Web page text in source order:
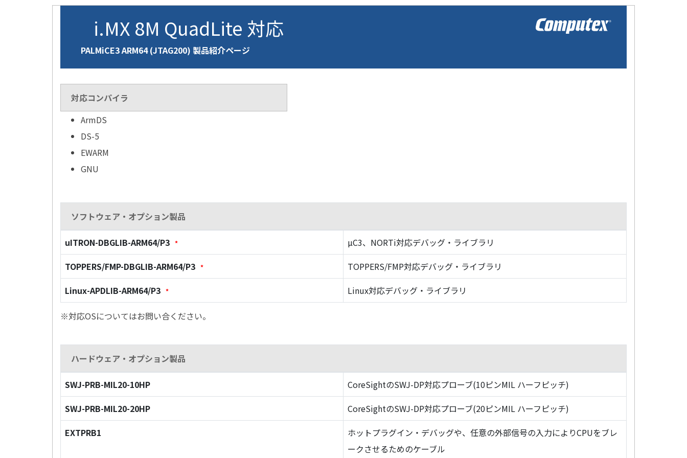
i.MX 8M QuadLite 対応
PALMiCE3 ARM64 (JTAG200) 製品紹介ページ
対応コンパイラ
ArmDS
DS-5
EWARM
GNU
ソフトウェア・オプション製品
uITRON-DBGLIB-ARM64/P3 *
µC3、NORTi対応デバッグ・ライブラリ
TOPPERS/FMP-DBGLIB-ARM64/P3 *
TOPPERS/FMP対応デバッグ・ライブラリ
Linux-APDLIB-ARM64/P3 * Linux対応デバッグ・ライブラリ
※対応OSについてはお問い合ください。
ハードウェア・オプション製品
SWJ-PRB-MIL20-10HP
CoreSightのSWJ-DP対応プローブ(10ピンMIL ハーフピッチ)
SWJ-PRB-MIL20-20HP
CoreSightのSWJ-DP対応プローブ(20ピンMIL ハーフピッチ)
EXTPRB1
ホットプラグイン・デバッグや、任意の外部信号の入力によりCPUをブレ
ークさせるためのケーブル